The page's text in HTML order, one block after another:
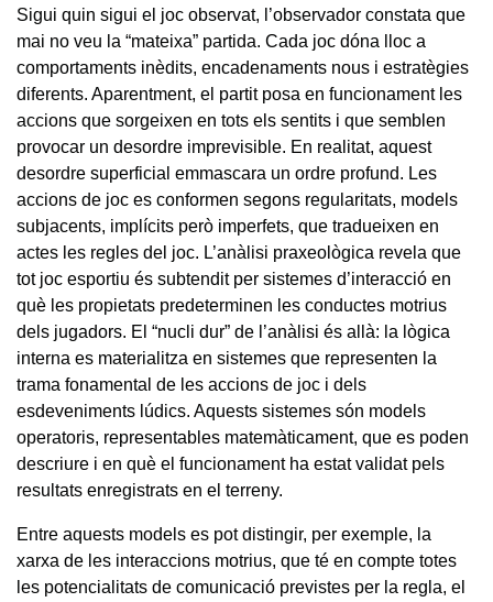
Sigui quin sigui el joc observat, l’observador constata que
mai no veu la “mateixa” partida. Cada joc dóna lloc a
comportaments inèdits, encadenaments nous i estratègies
diferents. Aparentment, el partit posa en funcionament les
accions que sorgeixen en tots els sentits i que semblen
provocar un desordre imprevisible. En realitat, aquest
desordre superficial emmascara un ordre profund. Les
accions de joc es conformen segons regularitats, models
subjacents, implícits però imperfets, que tradueixen en
actes les regles del joc. L’anàlisi praxeològica revela que
tot joc esportiu és subtendit per sistemes d’interacció en
què les propietats predeterminen les conductes motrius
dels jugadors. El “nucli dur” de l’anàlisi és allà: la lògica
interna es materialitza en sistemes que representen la
trama fonamental de les accions de joc i dels
esdeveniments lúdics. Aquests sistemes són models
operatoris, representables matemàticament, que es poden
descriure i en què el funcionament ha estat validat pels
resultats enregistrats en el terreny.
Entre aquests models es pot distingir, per exemple, la
xarxa de les interaccions motrius, que té en compte totes
les potencialitats de comunicació previstes per la regla, el